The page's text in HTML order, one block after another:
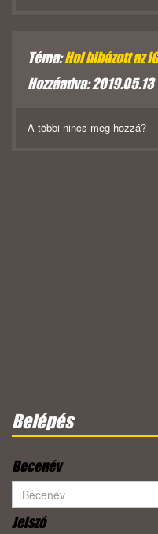
Téma:Hol hibázott az
Hozzáadva: 2019.05.13
A többi nincs meg hozzá?
Belépés
Becenév
Jelszó